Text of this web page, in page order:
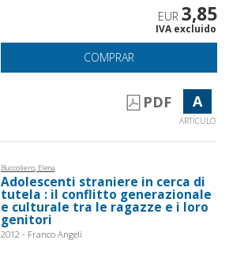
EUR 3,85
IVA excluido
COMPRAR
PDF A
ARTÍCULO
Buccoliero, Elena
Adolescenti straniere in cerca di
tutela : il conflitto generazionale
e culturale tra le ragazze e i loro
genitori
2012 - Franco Angeli